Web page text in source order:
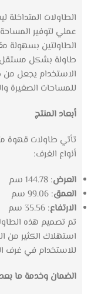
الطاولات
عملي لتوفير
الطاولتين بسهولة
طاولة بشكل مستقل
الاستخدام يجعل من
للمساحات الصغيرة
أبعاد المنتج
تأتي طاولات قهوة
أنواع الغرف:
العرض: 144.78 سم
العمق: 99.06 سم
الارتفاع: 35.56 سم
تم تصميم هذه
استهلاك الكثير من
للاستخدام في غرف
الضمان وخدمة ما بعد